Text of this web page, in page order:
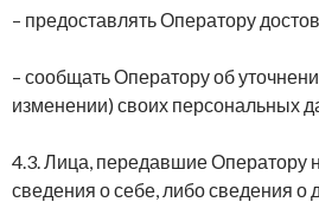
– предоставлять Оператору
– сообщать Оператору об
изменении) своих персональных
4.3. Лица, передавшие Оператору
сведения о себе, либо сведения о